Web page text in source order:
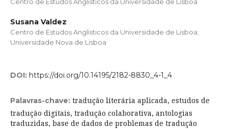
Susana Valdez
Centro de Estudos Anglísticos da Universidade de Lisboa;
Universidade Nova de Lisboa
DOI: https://doi.org/10.14195/2182-8830_4-1_4
Palavras-chave: tradução literária aplicada, estudos de
tradução digitais, tradução colaborativa, antologias
traduzidas, base de dados de problemas de tradução